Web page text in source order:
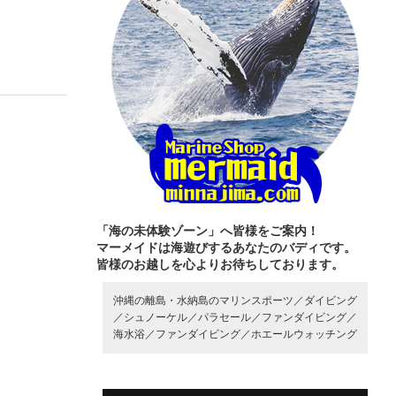
「海の未体験ゾーン」へ皆様をご案内！
マーメイドは海遊びするあなたのバディです。
皆様のお越しを心よりお待ちしております。
沖縄の離島・水納島のマリンスポーツ／ ダイビング
／ シュノーケル／ パラセール／ ファンダイビング／
海水浴／ ファンダイビング／ ホエールウォッチング